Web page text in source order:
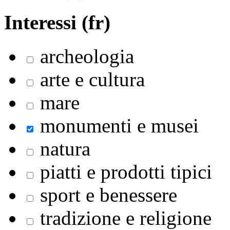
Interessi (fr)
archeologia
arte e cultura
mare
monumenti e musei
natura
piatti e prodotti tipici
sport e benessere
tradizione e religione